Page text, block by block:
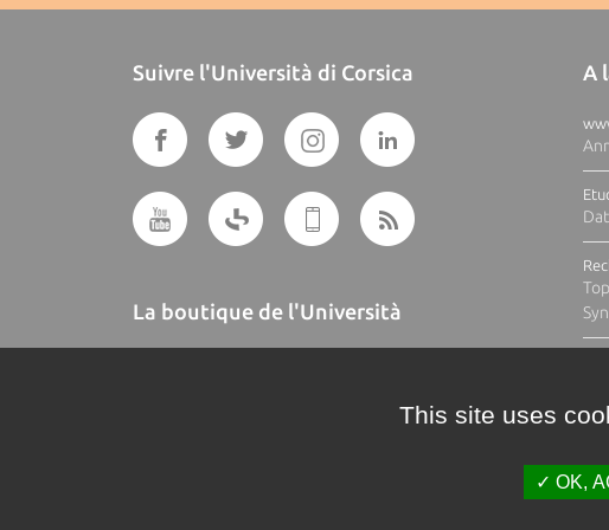
Suivre l'Università di Corsica
La boutique de l'Università
A
This site uses
OK,